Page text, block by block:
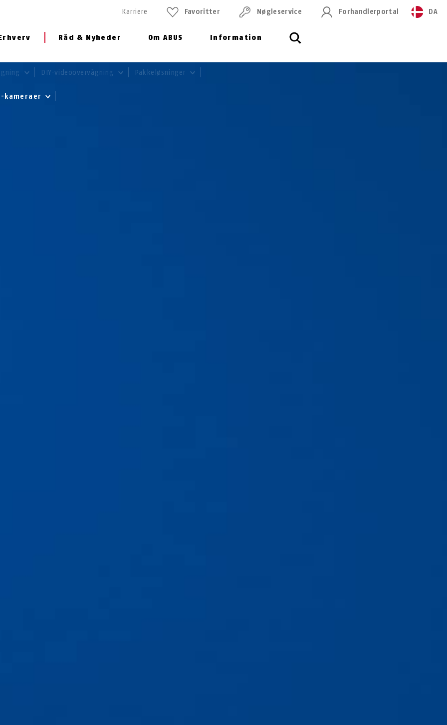
Råd & Nyheder Om ABUS Information
Karriere Favoritter Nøgleservice Forhandlerportal DA
DIY-videoovervågning Pakkeløsninger
kameraer